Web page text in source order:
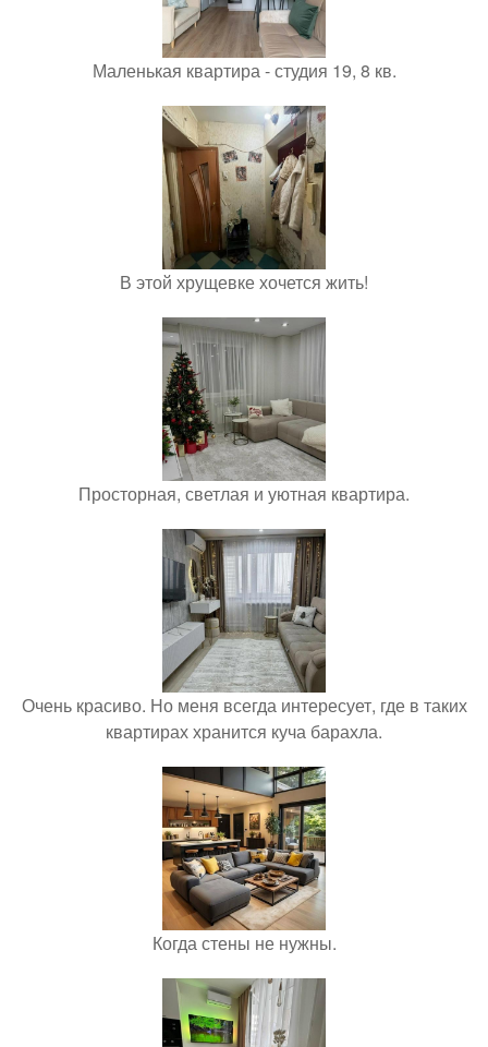
Маленькая квартира - студия 19, 8 кв.
В этой хрущевке хочется жить!
Просторная, светлая и уютная квартира.
Очень красиво. Но меня всегда интересует, где в таких
квартирах хранится куча барахла.
Когда стены не нужны.